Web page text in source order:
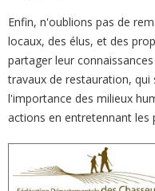
Enfin, n'oublions pas de
locaux, des élus, et des
partager leur
travaux de restauration, qui
l'importance des milieux
actions en entretennant les